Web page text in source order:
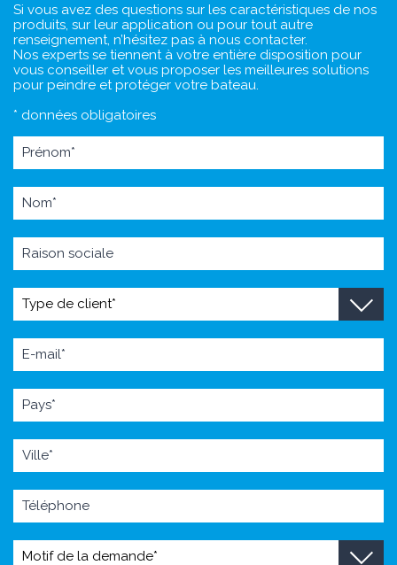
Si vous avez des questions sur les caractéristiques de nos
produits, sur leur application ou pour tout autre
renseignement, n’hésitez pas à nous contacter.
Nos experts se tiennent à votre entière disposition pour
vous conseiller et vous proposer les meilleures solutions
pour peindre et protéger votre bateau.
* données obligatoires